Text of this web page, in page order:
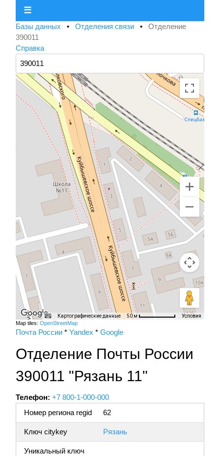
☰
Базы данных • Отделения связи • Отделение
390011
Справка
Картографические данные 50 м Условия
Map tiles: OpenStreetMap
Почта России * Yandex * Google
Отделение Почты России
390011 "Рязань 11"
Телефон: +7 800-1-000-000
Номер региона regid
62
Ключ citykey Рязань
Уникальный ключ